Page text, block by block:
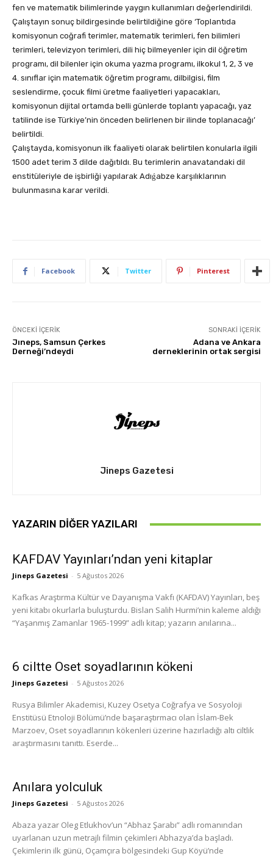
fen ve matematik bilimlerinde yaygın kullanımları değerlendirildi.
Çalıştayın sonuç bildirgesinde belirtildiğine göre ‘Toplantıda
komisyonun coğrafi terimler, matematik terimleri, fen bilimleri
terimleri, televizyon terimleri, dili hiç bilmeyenler için dil öğretim
programı, dil bilenler için okuma yazma programı, ilkokul 1, 2, 3 ve
4. sınıflar için matematik öğretim programı, dilbilgisi, film
seslendirme, çocuk filmi üretme faaliyetleri yapacakları,
komisyonun dijital ortamda belli günlerde toplantı yapacağı, yaz
tatilinde ise Türkiye’nin önceden belirlenen bir ilinde toplanacağı’
belirtildi.
Çalıştayda, komisyonun ilk faaliyeti olarak belirtilen konularla ilgili
1500 adet terim 3 dilde dağıtıldı. Bu terimlerin anavatandaki dil
enstitüleriyle de işbirliği yapılarak Adıǵabze karşılıklarının
bulunmasına karar verildi.
Facebook Twitter Pinterest
ÖNCEKI İÇERIK
Jıneps, Samsun Çerkes
Derneği’ndeydi
SONRAKI İÇERIK
Adana ve Ankara
derneklerinin ortak sergisi
Jineps Gazetesi
YAZARIN DIĞER YAZILARI
KAFDAV Yayınları’ndan yeni kitaplar
Jineps Gazetesi - 5 Ağustos 2026
Kafkas Araştırma Kültür ve Dayanışma Vakfı (KAFDAV) Yayınları, beş
yeni kitabı okurlarla buluşturdu. Bislan Salih Hurmi’nin kaleme aldığı
“Yaşanmış Zamanlar 1965-1999” adlı kitap; yazarın anılarına...
6 ciltte Oset soyadlarının kökeni
Jineps Gazetesi - 5 Ağustos 2026
Rusya Bilimler Akademisi, Kuzey Osetya Coğrafya ve Sosyoloji
Enstitüsü Etnoloji Bölümü’nde başaraştırmacı olan İslam-Bek
Marzoev, Oset soyadlarının kökenleri üzerine hazırladığı altı ciltlik
araştırmasını tanıttı. Eserde...
Anılara yolculuk
Jineps Gazetesi - 5 Ağustos 2026
Abaza yazar Oleg Etlukhov’un “Abhaz Şarabı” adlı romanından
uyarlanan uzun metrajlı filmin çekimleri Abhazya’da başladı.
Çekimlerin ilk günü, Oçamçıra bölgesindeki Gup Köyü’nde